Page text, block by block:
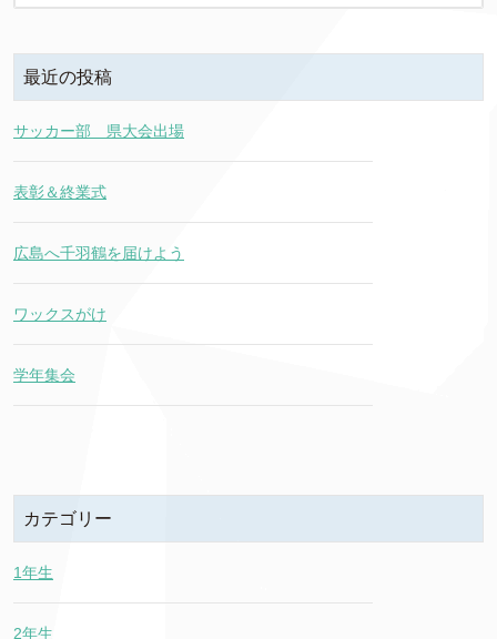
最近の投稿
サッカー部 県大会出場
表彰＆終業式
広島へ千羽鶴を届けよう
ワックスがけ
学年集会
カテゴリー
1年生
2年生